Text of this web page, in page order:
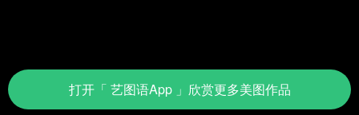
打开「 艺图语App 」 欣赏更多美图作品